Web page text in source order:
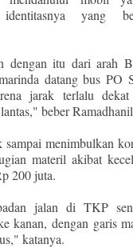
identitasnya yang
dengan itu dari arah
datang bus PO
jarak terlalu dekat
beber
sampai menimbulkan
materil akibat
200 juta.
jalan di TKP
kanan, dengan garis
katanya.